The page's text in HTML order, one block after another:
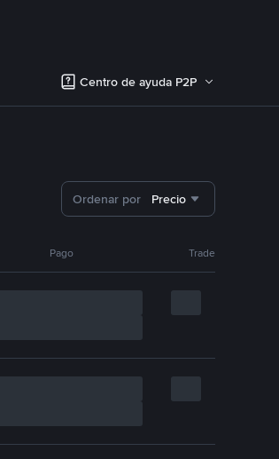
Centro de ayuda P2P
Ordenar por Precio
Pago Trade